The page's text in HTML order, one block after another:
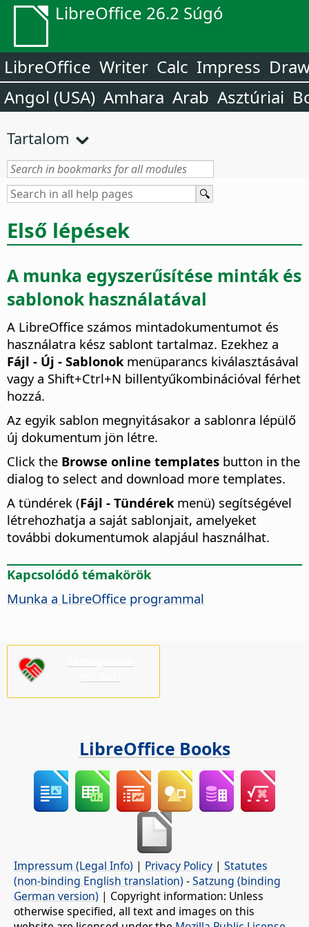
LibreOffice 26.2 Súgó
LibreOffice Writer Calc Impress
Angol (USA) Amhara Arab Asztúriai
Tartalom
Első lépések
A munka egyszerűsítése minták és
sablonok használatával
A LibreOffice számos mintadokumentumot és
használatra kész sablont tartalmaz. Ezekhez a
Fájl - Új - Sablonokmenüparancs kiválasztásával
vagy a Shift+Ctrl+N billentyűkombinációval férhet
hozzá.
Az egyik sablon megnyitásakor a sablonra lépülő
új dokumentum jön létre.
Click the Browse online templates button in the
dialog to select and download more templates.
A tündérek (Fájl - Tündérekmenü) segítségével
létrehozhatja a saját sablonjait, amelyeket
további dokumentumok alapjául használhat.
Kapcsolódó témakörök
Munka a LibreOffice programmal
LibreOffice Books
Impressum (Legal Info) | Privacy Policy | Statutes
(non-binding English translation) -Satzung (binding
German version) | Copyright information: Unless
otherwise specified, all text and images on this